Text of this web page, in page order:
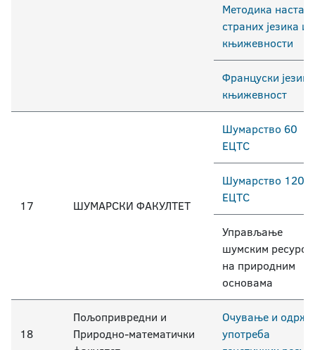
Методика
страних језика и
књижевности
Француски језик
књижевност
17 ШУМАРСКИ ФАКУЛТЕТ
Шумарство 60
ЕЦТС
Шумарство 120
ЕЦТС
Управљање
шумским
на природним
основама
18
Пољопривредни и
Природно-математички
Очување и
употреба